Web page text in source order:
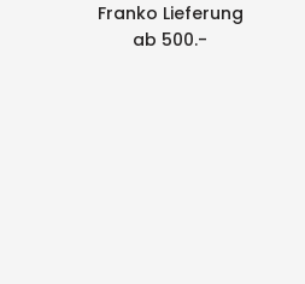
Franko Lieferung
ab 500.-